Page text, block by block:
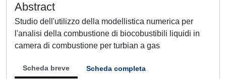
Abstract
Studio dell'utilizzo della modellistica numerica per
l'analisi della combustione di biocobustibili liquidi in
camera di combustione per turbian a gas
Scheda breve Scheda completa